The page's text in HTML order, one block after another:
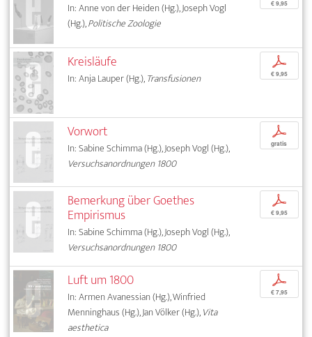
In: Anne von der Heiden (Hg.), Joseph Vogl
(Hg.),Politische Zoologie
€ 9,95
Kreisläufe
In: Anja Lauper (Hg.),Transfusionen
p
€ 9,95
Vorwort
In: Sabine Schimma (Hg.), Joseph Vogl (Hg.),
Versuchsanordnungen 1800
p
gratis
Bemerkung über Goethes
Empirismus
In: Sabine Schimma (Hg.), Joseph Vogl (Hg.),
Versuchsanordnungen 1800
p
€ 9,95
Luft um 1800
In: Armen Avanessian (Hg.), Winfried
Menninghaus (Hg.), Jan Völker (Hg.),Vita
aesthetica
p
€ 7,95